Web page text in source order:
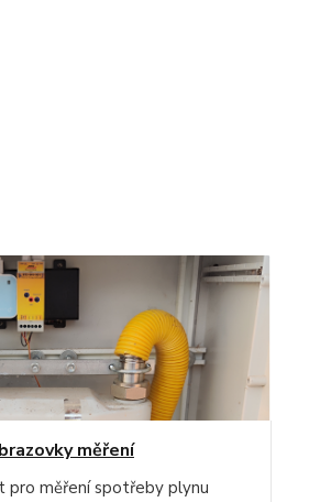
měření
měření spotřeby plynu